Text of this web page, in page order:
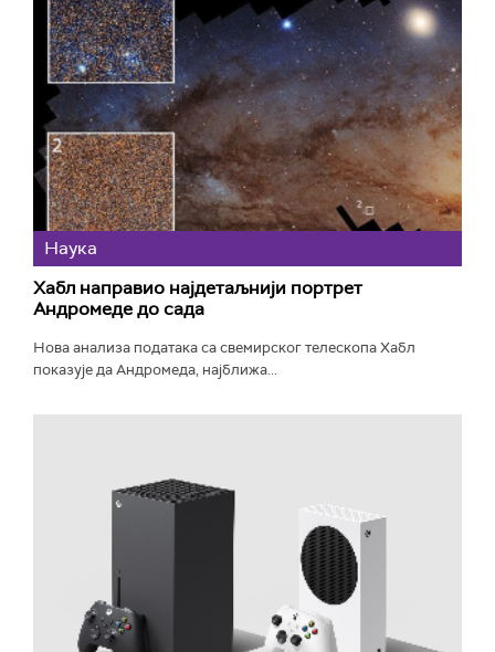
Наука
Хабл направио најдетаљнији портрет
Андромеде до сада
Нова анализа података са свемирског телескопа Хабл
показује да Андромеда, најближа...